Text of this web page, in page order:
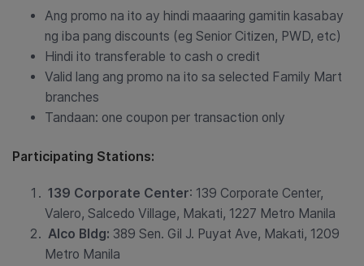
Ang promo na ito ay hindi maaaring gamitin kasabay
ng iba pang discounts (eg Senior Citizen, PWD, etc)
Hindi ito transferable to cash o credit
Valid lang ang promo na ito sa selected Family Mart
branches
Tandaan: one coupon per transaction only
Participating Stations:
139 Corporate Center: 139 Corporate Center,
Valero, Salcedo Village, Makati, 1227 Metro Manila
Alco Bldg: 389 Sen. Gil J. Puyat Ave, Makati, 1209
Metro Manila